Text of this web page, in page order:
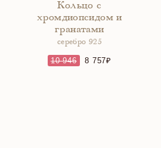
Кольцо с
хромдиопсидом и
гранатами
серебро 925
10 946 8 757